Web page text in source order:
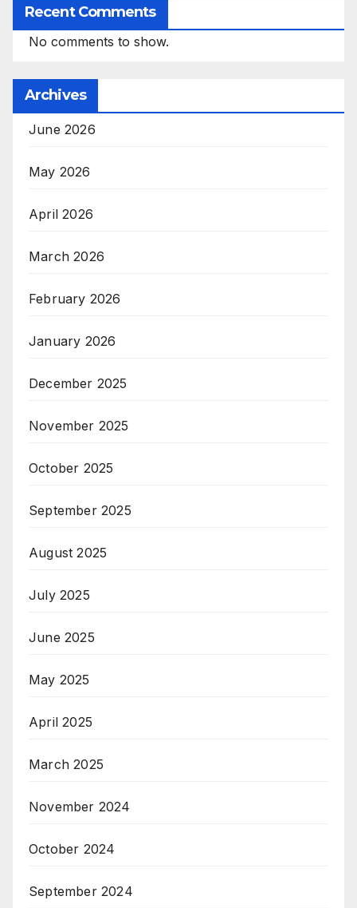
Recent Comments
No comments to show.
Archives
June 2026
May 2026
April 2026
March 2026
February 2026
January 2026
December 2025
November 2025
October 2025
September 2025
August 2025
July 2025
June 2025
May 2025
April 2025
March 2025
November 2024
October 2024
September 2024